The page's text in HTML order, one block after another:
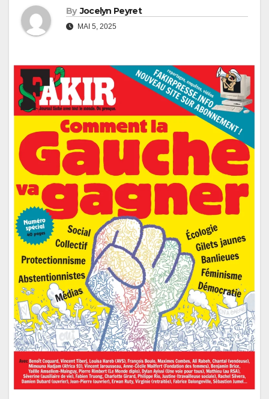
By Jocelyn Peyret
MAI 5, 2025